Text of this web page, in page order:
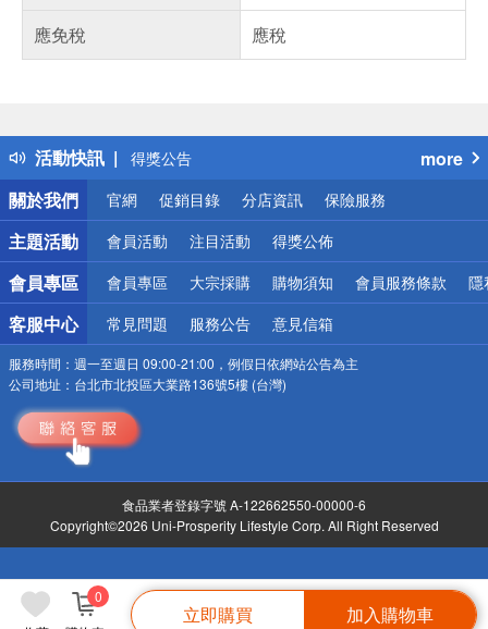
0
立即購買 加入購物車
應免稅
應稅
活動快訊
得獎公告
熱門話題
銀行優惠
偏遠地區配送
詐騙網頁！請小心！
more
關於我們
官網 促銷目錄 分店資訊 保險服務
主題活動 會員活動 注目活動 得獎公佈
會員專區 會員專區 大宗採購 購物須知 會員服務條款 隱
客服中心 常見問題 服務公告 意見信箱
服務時間： 週一至週日 09:00-21:00，例假日依網站公告為主
公司地址： 台北市北投區大業路136號5樓 (台灣)
食品業者登錄字號 A-122662550-00000-6
Copyright©2026 Uni-Prosperity Lifestyle Corp. All Right Reserved